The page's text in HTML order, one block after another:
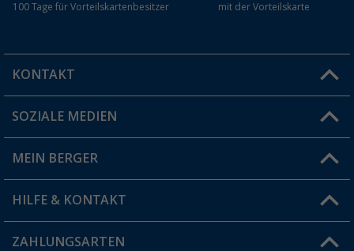
100 Tage für Vorteilskartenbesitzer
mit der Vorteilskarte
KONTAKT
Du hast eine Frage?
Filiale finden
SOZIALE MEDIEN
MEIN BERGER
Vorteilskarte
Blog
HILFE & KONTAKT
FAQ & Kontakt
ZAHLUNGSARTEN